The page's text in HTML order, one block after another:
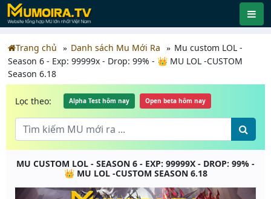
Trang chủ Danh sách Mu Mới Ra
Mu custom LOL -
Season 6 - Exp: 99999x - Drop: 99% - 👑 MU LOL -CUSTOM
Season 6.18
Lọc theo: Alpha Test hôm nay Open beta hôm nay
MU CUSTOM LOL - SEASON 6 - EXP: 99999X - DROP: 99% -
👑 MU LOL -CUSTOM SEASON 6.18